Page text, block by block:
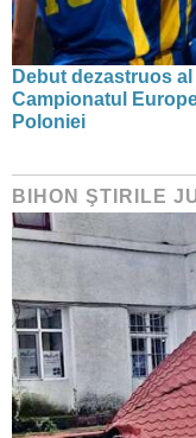
Debut dezastruos
Campionatul
Poloniei
BIHON ŞTIRILE